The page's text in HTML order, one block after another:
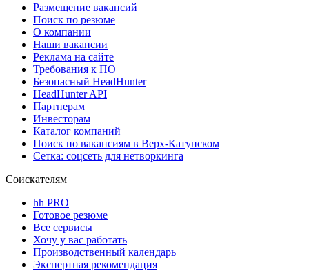
Размещение вакансий
Поиск по резюме
О компании
Наши вакансии
Реклама на сайте
Требования к ПО
Безопасный HeadHunter
HeadHunter API
Партнерам
Инвесторам
Каталог компаний
Поиск по вакансиям в Верх-Катунском
Сетка: соцсеть для нетворкинга
Соискателям
hh PRO
Готовое резюме
Все сервисы
Хочу у вас работать
Производственный календарь
Экспертная рекомендация